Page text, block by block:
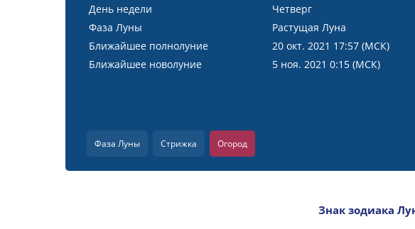
День недели
Четверг
Фаза Луны
Растущая Луна
Ближайшее полнолуние
20 окт. 2021 17:57 (МСК)
Ближайшее новолуние
5 ноя. 2021 0:15 (МСК)
Фаза Луны Стрижка Огород
Знак зодиака